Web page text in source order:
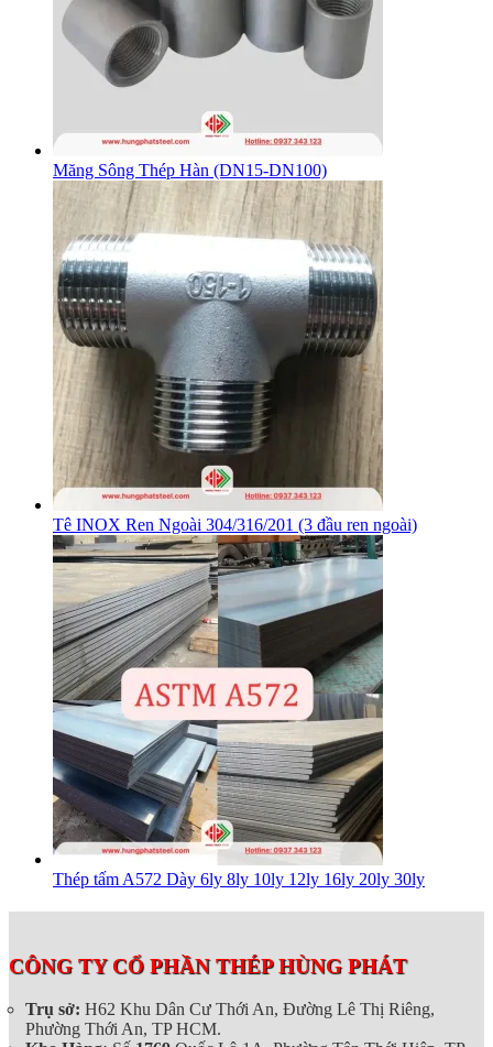
Măng Sông Thép Hàn (DN15-DN100)
Tê INOX Ren Ngoài 304/316/201 (3 đầu ren ngoài)
Thép tấm A572 Dày 6ly 8ly 10ly 12ly 16ly 20ly 30ly
CÔNG TY CỔ PHẦN THÉP HÙNG PHÁT
Trụ sở: H62 Khu Dân Cư Thới An, Đường Lê Thị Riêng,
Phường Thới An, TP HCM.